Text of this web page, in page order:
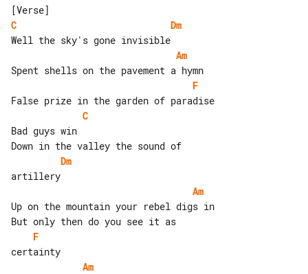
C
Dm
Am
F
C
Bad guys win
Dm
Am
Up on the mountain your rebel digs in
F
Am